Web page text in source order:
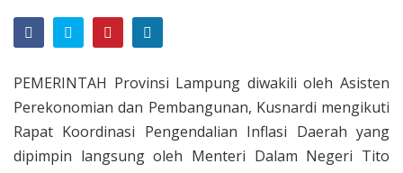
PEMERINTAH Provinsi Lampung diwakili oleh Asisten
Perekonomian dan Pembangunan, Kusnardi mengikuti
Rapat Koordinasi Pengendalian Inflasi Daerah yang
dipimpin langsung oleh Menteri Dalam Negeri Tito